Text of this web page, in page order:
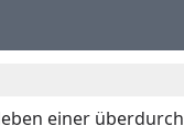
einer